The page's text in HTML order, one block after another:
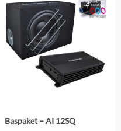
Baspaket – AI 12SQ